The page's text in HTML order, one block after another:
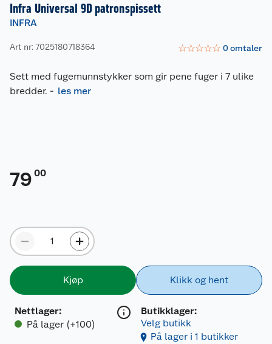
Infra Universal 9D patronspissett
INFRA
Art nr: 7025180718364 ☆☆☆☆☆ 0omtaler
Sett med fugemunnstykker som gir pene fuger i 7 ulike
bredder. - les mer
79 00
Kjøp
Nettlager:
På lager (+100)
Klikk og hent
Butikklager:
Velg butikk
På lager i 1 butikker